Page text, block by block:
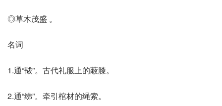
◎草木茂盛 。
名词
1.通“韨”。古代礼服上的蔽膝。
2.通“绋”。牵引棺材的绳索。